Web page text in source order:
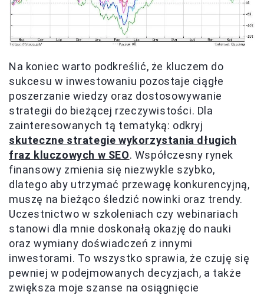
Na koniec warto podkreślić, że kluczem do
sukcesu w inwestowaniu pozostaje ciągłe
poszerzanie wiedzy oraz dostosowywanie
strategii do bieżącej rzeczywistości. Dla
zainteresowanych tą tematyką: odkryj
skuteczne strategie wykorzystania długich
fraz kluczowych w SEO. Współczesny rynek
finansowy zmienia się niezwykle szybko,
dlatego aby utrzymać przewagę konkurencyjną,
muszę na bieżąco śledzić nowinki oraz trendy.
Uczestnictwo w szkoleniach czy webinariach
stanowi dla mnie doskonałą okazję do nauki
oraz wymiany doświadczeń z innymi
inwestorami. To wszystko sprawia, że czuję się
pewniej w podejmowanych decyzjach, a także
zwiększa moje szanse na osiągnięcie